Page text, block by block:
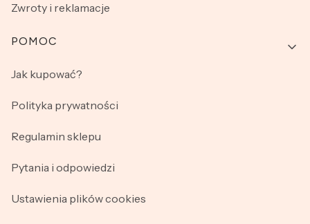
Zwroty i reklamacje
POMOC
Jak kupować?
Polityka prywatności
Regulamin sklepu
Pytania i odpowiedzi
Ustawienia plików cookies